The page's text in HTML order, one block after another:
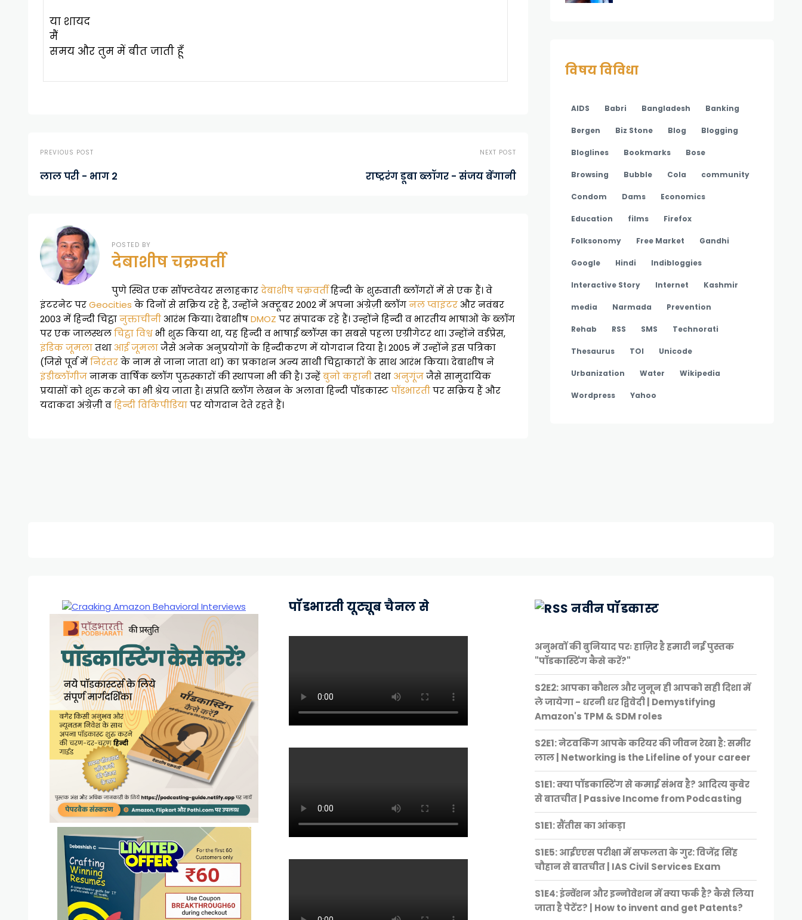
या शायद
मैं
समय और तुम में बीत जाती हूँ
PREVIOUS POST
लाल परी - भाग 2
NEXT POST
राष्ट्ररंग डूबा ब्लॉगर - संजय बेंगानी
POSTED BY
देबाशीष चक्रवर्ती
पुणे स्थित एक सॉफ्टवेयर सलाहकारदेबाशीष चक्रवर्तीहिन्दी के शुरुवाती ब्लॉगरों में से एक हैं। वे
इंटरनेट परGeocities के दिनों से सक्रिय रहे हैं, उन्होंने अक्टूबर 2002 में अपना अंग्रेज़ी ब्लॉगनल प्वाइंटरऔर नवंबर
2003 में हिन्दी चिट्ठानुक्ताचीनीआरंभ किया। देबाशीषDMOZ पर संपादक रहे हैं। उन्होंने हिन्दी व भारतीय भाषाओं के ब्लॉग
पर एक जालस्थलचिट्ठा विश्वभी शुरु किया था, यह हिन्दी व भाषाई ब्लॉग्स का सबसे पहला एग्रीगेटर था। उन्होंने वर्डप्रेस,
इंडिक जूमलातथाआई जूमलाजैसे अनेक अनुप्रयोगों के हिन्दीकरण में योगदान दिया है। 2005 में उन्होंने इस पत्रिका
(जिसे पूर्व मेंनिरंतरके नाम से जाना जाता था) का प्रकाशन अन्य साथी चिट्ठाकारों के साथ आरंभ किया। देबाशीष ने
इंडीब्लॉगीजनामक वार्षिक ब्लॉग पुरुस्कारों की स्थापना भी की है। उन्हेंबुनो कहानीतथा अनुगूंजजैसे सामुदायिक
प्रयासों को शुरु करने का भी श्रेय जाता है। संप्रति ब्लॉग लेखन के अलावा हिन्दी पॉडकास्टपॉडभारतीपर सक्रिय हैं और
यदाकदा अंग्रेज़ी वहिन्दी विकिपीडियापर योगदान देते रहते हैं।
विषय विविधा
AIDS Babri Bangladesh Banking
Bergen Biz Stone Blog Blogging
Bloglines Bookmarks Bose
Browsing Bubble Cola community
Condom Dams Economics
Education films Firefox
Folksonomy Free Market Gandhi
Google Hindi Indibloggies
Interactive Story Internet Kashmir
media Narmada Prevention
Rehab RSS SMS Technorati
Thesaurus TOI Unicode
Urbanization Water Wikipedia
Wordpress Yahoo
पॉडभारती यूट्यूब चैनल से नवीन पॉडकास्ट
अनुभवों की बुनियाद परः हाज़िर है हमारी नई पुस्तक
"पॉडकास्टिंग कैसे करें?"
S2E2: आपका कौशल और जुनून ही आपको सही दिशा में
ले जायेगा - धरनी धर द्विवेदी | Demystifying
Amazon's TPM & SDM roles
S2E1: नेटवर्किंग आपके करियर की जीवन रेखा है: समीर
लाल | Networking is the Lifeline of your career
S1E1: क्या पॉडकास्टिंग से कमाई संभव है? आदित्य कुबेर
से बातचीत | Passive Income from Podcasting
S1E1: सैंतीस का आंकड़ा
S1E5: आईएएस परीक्षा में सफलता के गुर: विजेंद्र सिंह
चौहान से बातचीत | IAS Civil Services Exam
S1E4: इंन्वेंशन और इन्नोवेशन में क्या फर्क है? कैसे लिया
जाता है पेटेंट? | How to invent and get Patents?